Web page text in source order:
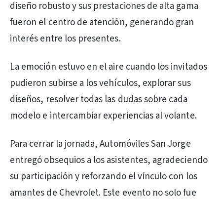
diseño robusto y sus prestaciones de alta gama
fueron el centro de atención, generando gran
interés entre los presentes.
La emoción estuvo en el aire cuando los invitados
pudieron subirse a los vehículos, explorar sus
diseños, resolver todas las dudas sobre cada
modelo e intercambiar experiencias al volante.
Para cerrar la jornada, Automóviles San Jorge
entregó obsequios a los asistentes, agradeciendo
su participación y reforzando el vínculo con los
amantes de Chevrolet. Este evento no solo fue